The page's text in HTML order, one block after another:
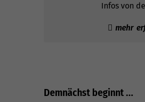
Infos von
mehr
Demnächst beginnt ...